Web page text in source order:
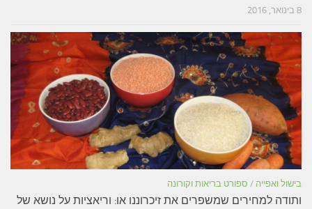
8 בינואר, 2016
בישול ואפייה / ספורט בריאות וקורונה
ותודה למחירים שמשפרים את זיכרוננו או: וריאציות על נושא של